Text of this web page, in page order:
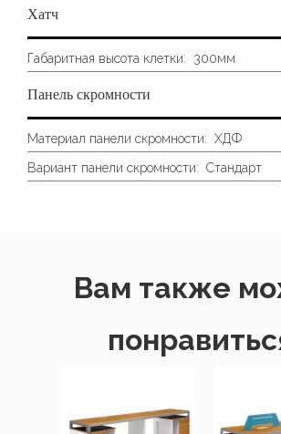
Хатч
Габаритная высота клетки: 300мм
Панель скромности
Материал панели скромности: ХДФ
Вариант панели скромности: Стандарт
Вам также